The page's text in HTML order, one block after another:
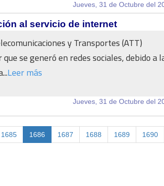
Jueves, 31 de Octubre del
al servicio de internet
y Transportes (ATT)
se generó en redes sociales, debido a
Leer más
Jueves, 31 de Octubre del
1685 1686 1687 1688 1689 1690